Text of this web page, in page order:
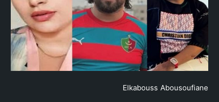
Elkabouss Abousoufiane